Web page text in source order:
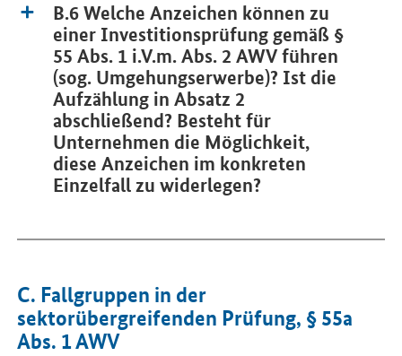
B.6 Welche Anzeichen können zu
einer Investitionsprüfung gemäß §
55 Abs. 1 i.V.m. Abs. 2 AWV führen
(sog. Umgehungserwerbe)? Ist die
Aufzählung in Absatz 2
abschließend? Besteht für
Unternehmen die Möglichkeit,
diese Anzeichen im konkreten
Einzelfall zu widerlegen?
C. Fallgruppen in der
sektorübergreifenden Prüfung, § 55a
Abs. 1 AWV